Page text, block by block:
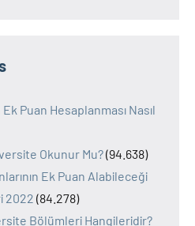
Puan Hesaplanması Nasıl
Okunur Mu?(94.638)
Ek Puan Alabileceği
2022 (84.278)
Bölümleri Hangileridir?